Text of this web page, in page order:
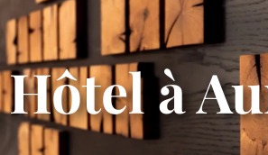
Hôtel à